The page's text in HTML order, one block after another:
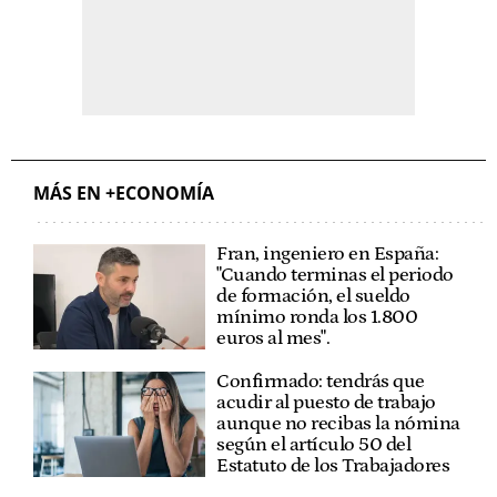
MÁS EN +ECONOMÍA
Fran, ingeniero en España:
"Cuando terminas el periodo
de formación, el sueldo
mínimo ronda los 1.800
euros al mes".
Confirmado: tendrás que
acudir al puesto de trabajo
aunque no recibas la nómina
según el artículo 50 del
Estatuto de los Trabajadores